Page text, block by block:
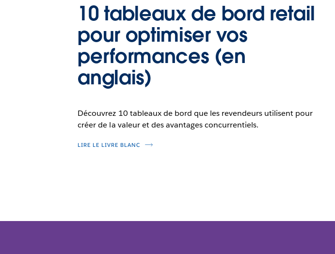
10 tableaux de bord retail
pour optimiser vos
performances (en
anglais)
Découvrez 10 tableaux de bord que les revendeurs utilisent pour
créer de la valeur et des avantages concurrentiels.
LIRE LE LIVRE BLANC